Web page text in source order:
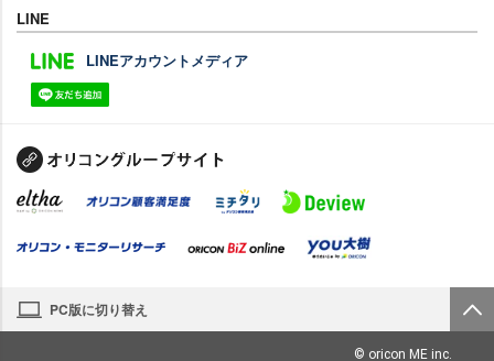
LINE
LINEアカウントメディア
PC版に切り替え
© oricon ME inc.